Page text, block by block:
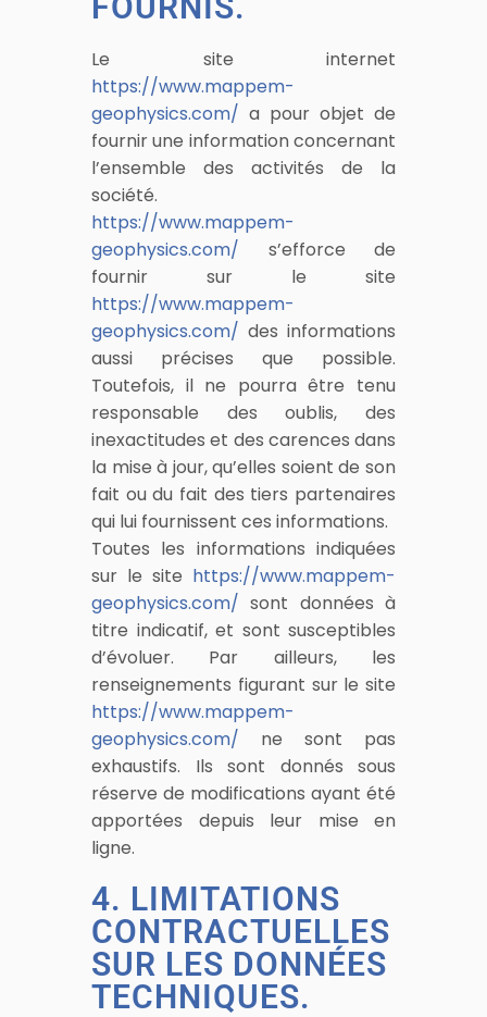
Le site internet
https://www.mappem-
geophysics.com/ a pour objet de
fournir une information concernant
l’ensemble des activités de la
société.
https://www.mappem-
geophysics.com/ s’efforce de
fournir sur le site
https://www.mappem-
geophysics.com/ des informations
aussi précises que possible.
Toutefois, il ne pourra être tenu
responsable des oublis, des
inexactitudes et des carences dans
la mise à jour, qu’elles soient de son
fait ou du fait des tiers partenaires
qui lui fournissent ces informations.
Toutes les informations indiquées
sur le site https://www.mappem-
geophysics.com/ sont données à
titre indicatif, et sont susceptibles
d’évoluer. Par ailleurs, les
renseignements figurant sur le site
https://www.mappem-
geophysics.com/ ne sont pas
exhaustifs. Ils sont donnés sous
réserve de modifications ayant été
apportées depuis leur mise en
ligne.
4. LIMITATIONS
CONTRACTUELLES
SUR LES DONNÉES
TECHNIQUES.